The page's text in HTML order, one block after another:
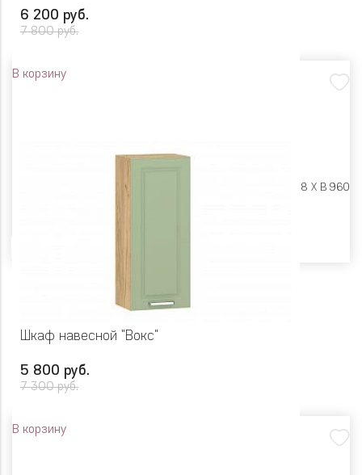
6 200 руб.
7 800 руб.
В корзину
Ш 450 X Г 318 X В 960
Шкаф навесной "Вокс"
5 800 руб.
7 300 руб.
В корзину